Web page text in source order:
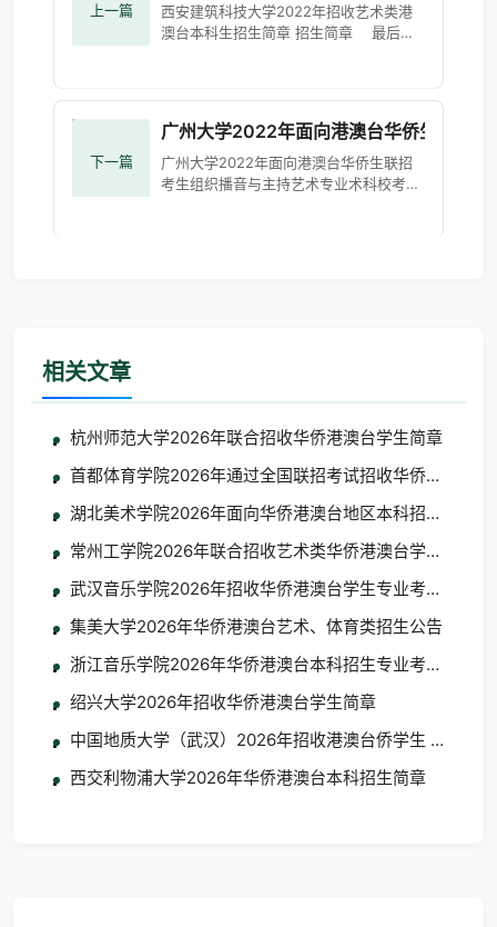
上一篇
西安建筑科技大学2022年招收艺术类港
澳台本科生招生简章 招生简章 最后更
下一篇
广州大学2022年面向港澳台华侨生联招
广州大学2022年面向港澳台华侨生联招
考生组织播音与主持艺术专业术科校考简
相关文章
杭州师范大学2026年联合招收华侨港澳台学生简章
首都体育学院2026年通过全国联招考试招收华侨港澳台学
湖北美术学院2026年面向华侨港澳台地区本科招生考试
常州工学院2026年联合招收艺术类华侨港澳台学生简章
武汉音乐学院2026年招收华侨港澳台学生专业考试考生须
集美大学2026年华侨港澳台艺术、体育类招生公告
浙江音乐学院2026年华侨港澳台本科招生专业考试合格
绍兴大学2026年招收华侨港澳台学生简章
中国地质大学（武汉）2026年招收港澳台侨学生 艺术类
西交利物浦大学2026年华侨港澳台本科招生简章